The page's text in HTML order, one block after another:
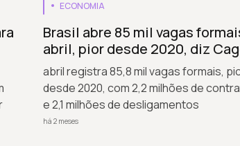
ECONOMIA
Brasil abre 85 mil vagas
abril, pior desde 2020, diz
abril registra 85,8 mil vagas formais,
desde 2020, com 2,2 milhões de
e 2,1 milhões de desligamentos
há 2 meses